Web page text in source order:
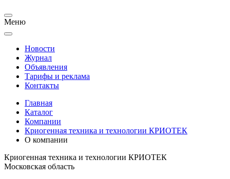
Меню
Новости
Журнал
Объявления
Тарифы и реклама
Контакты
Главная
Каталог
Компании
Криогенная техника и технологии КРИОТЕК
О компании
Криогенная техника и технологии КРИОТЕК
Московская область